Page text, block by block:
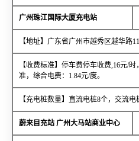
广州珠江国际大厦充电站
【地址】广东省广州市越秀区越华路
【收费标准】停车费停车收费,16元/
准，综合电费：1.84元/度。
【充电桩数量】直流电桩8个，交流电
蔚来目充站 广州大马站商业中心